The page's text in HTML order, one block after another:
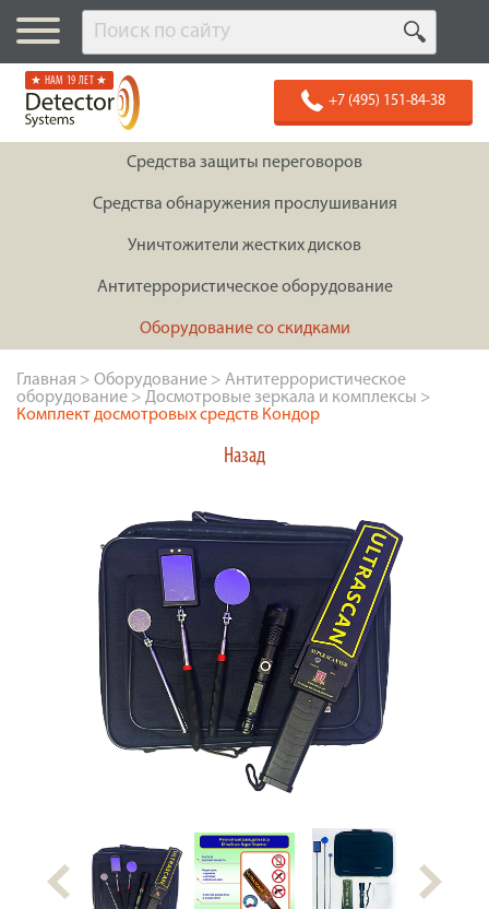
★ НАМ 19 ЛЕТ ★
+7 (495) 151-84-38
Средства защиты переговоров
Средства обнаружения прослушивания
Уничтожители жестких дисков
Антитеррористическое оборудование
Оборудование со скидками
Главная > Оборудование > Антитеррористическое
оборудование > Досмотровые зеркала и комплексы >
Комплект досмотровых средств Кондор
Назад